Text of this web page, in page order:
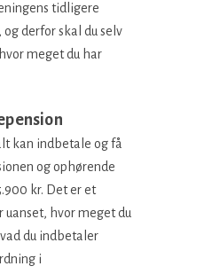
tidligere
derfor skal du selv
meget du har
kan indbetale og få
og ophørende
kr. Det er et
hvor meget du
du indbetaler
i